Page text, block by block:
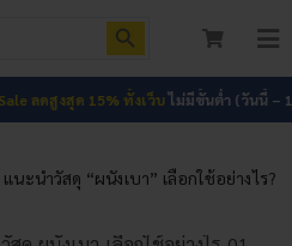
สุด 15% ทั้งเว็บไม่มีขั้นต่ำ (วันนี้ – 15 สิงหา
แนะนำวัสดุ “ผนังเบา” เลือกใช้อย่างไร?